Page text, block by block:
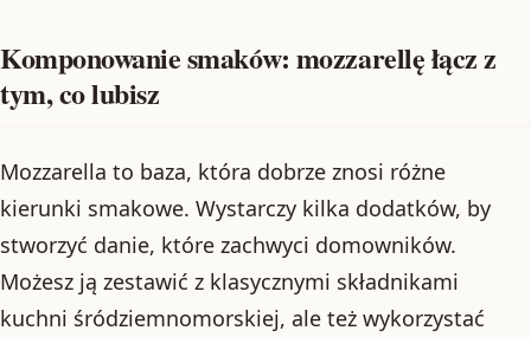
Komponowanie smaków: mozzarellę łącz z
tym, co lubisz
Mozzarella to baza, która dobrze znosi różne
kierunki smakowe. Wystarczy kilka dodatków, by
stworzyć danie, które zachwyci domowników.
Możesz ją zestawić z klasycznymi składnikami
kuchni śródziemnomorskiej, ale też wykorzystać